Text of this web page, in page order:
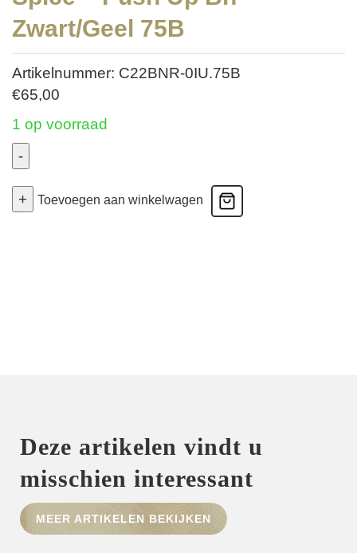
HOME
Zwart/Geel 75B
Artikelnummer: C22BNR-0IU.75B
€65,00
1 op voorraad
-
+ Toevoegen aan winkelwagen
Deze artikelen vindt u
misschien interessant
MEER ARTIKELEN BEKIJKEN